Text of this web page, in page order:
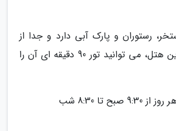
رستوران و پارک آبی دارد و جدا از
امکان اقامت در این هتل، می توانید تور 90 دقیقه ای آن را
صبح تا 8:30 شب